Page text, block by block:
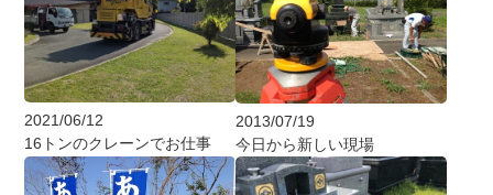
2021/06/12
16トンのクレーンでお仕事
2013/07/19
今日から新しい現場